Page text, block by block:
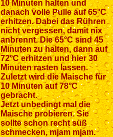
10 Minuten halten und
danach volle Pulle auf 65°C
erhitzen. Dabei das Rühren
nicht vergessen, damit nix
anbrennt. Die 65°C sind 45
Minuten zu halten, dann auf
72°C erhitzen und hier 30
Minuten rasten lassen.
Zuletzt wird die Maische für
10 Minuten auf 78°C
gebracht.
Jetzt unbedingt mal die
Maische probieren. Sie
sollte schon recht süß
schmecken, mjam mjam.